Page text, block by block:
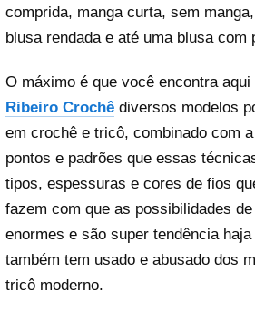
comprida, manga curta, sem
blusa rendada e até uma blusa com
O máximo é que você encontra aqui
Ribeiro Crochê diversos modelos
em crochê e tricô, combinado com
pontos e padrões que essas
tipos, espessuras e cores de fios
fazem com que as possibilidades
enormes e são super tendência
também tem usado e abusado dos
tricô moderno.